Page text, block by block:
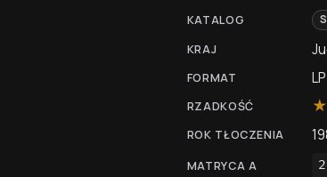
KATALOG
KRAJ
FORMAT LP
RZADKOŚĆ ★
ROK TŁOCZENIA
MATRYCA A